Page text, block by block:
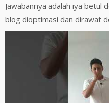
Jawabannya adalah iya betul
blog dioptimasi dan dirawat